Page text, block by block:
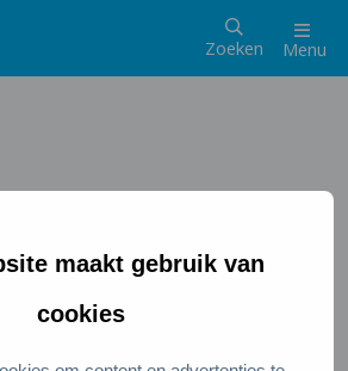
maakt gebruik van
cookies
Zoeken Menu
samenleving
en diensten